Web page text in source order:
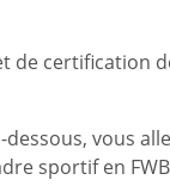
de certification
vous
sportif en